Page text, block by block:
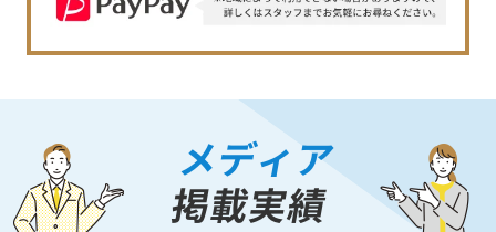
メディア
掲載実績